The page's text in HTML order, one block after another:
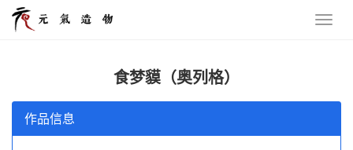
食梦貘（奥列格）
作品信息